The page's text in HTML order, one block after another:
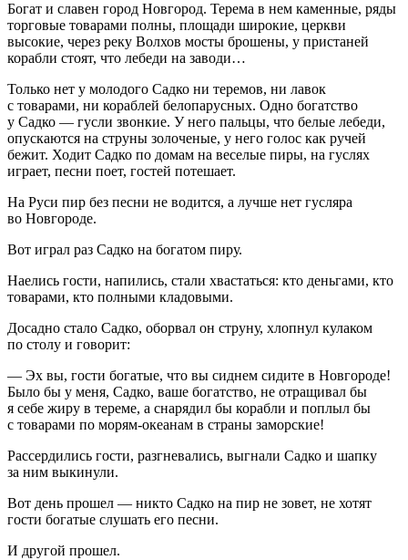
Богат и славен город Новгород. Терема в нем каменные, ряды
торговые товарами полны, площади широкие, церкви
высокие, через реку Волхов мосты брошены, у пристаней
корабли стоят, что лебеди на заводи…
Только нет у молодого Садко ни теремов, ни лавок
с товарами, ни кораблей белопарусных. Одно богатство
у Садко — гусли звонкие. У него пальцы, что белые лебеди,
опускаются на струны золоченые, у него голос как ручей
бежит. Ходит Садко по домам на веселые пиры, на гуслях
играет, песни поет, гостей потешает.
На Руси пир без песни не водится, а лучше нет гусляра
во Новгороде.
Вот играл раз Садко на богатом пиру.
Наелись гости, напились, стали хвастаться: кто деньгами, кто
товарами, кто полными кладовыми.
Досадно стало Садко, оборвал он струну, хлопнул кулаком
по столу и говорит:
— Эх вы, гости богатые, что вы сиднем сидите в Новгороде!
Было бы у меня, Садко, ваше богатство, не отращивал бы
я себе жиру в тереме, а снарядил бы корабли и поплыл бы
с товарами по морям-океанам в страны заморские!
Рассердились гости, разгневались, выгнали Садко и шапку
за ним выкинули.
Вот день прошел — никто Садко на пир не зовет, не хотят
гости богатые слушать его песни.
И другой прошел.